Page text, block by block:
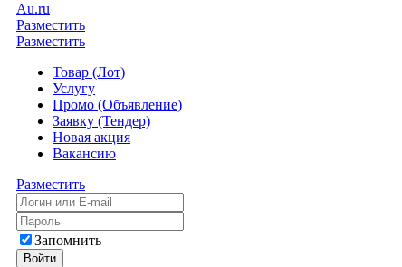
Au.ru
Разместить
Разместить
Товар (Лот)
Услугу
Промо (Объявление)
Заявку (Тендер)
Новая акция
Вакансию
Разместить
Запомнить
Войти